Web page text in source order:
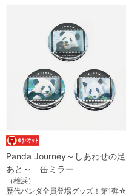
Panda Journey～しあわせの足
あと～ 缶ミラー
（雄浜）
歴代パンダ全員登場グッズ！第1弾☆